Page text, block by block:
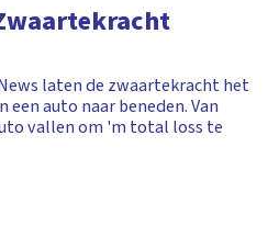
laten de zwaartekracht het
auto naar beneden. Van
vallen om 'm total loss te